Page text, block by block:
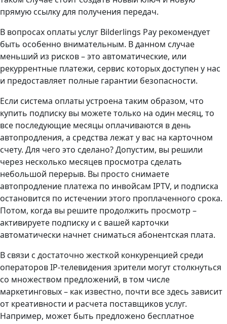
прямую ссылку для получения передач.
В вопросах оплаты услуг Bilderlings Pay рекомендует
быть особенно внимательным. В данном случае
меньший из рисков – это автоматические, или
рекуррентные платежи, сервис которых доступен у нас
и предоставляет полные гарантии безопасности.
Если система оплаты устроена таким образом, что
купить подписку вы можете только на один месяц, то
все последующие месяцы оплачиваются в день
автопродления, а средства лежат у вас на карточном
счету. Для чего это сделано? Допустим, вы решили
через несколько месяцев просмотра сделать
небольшой перерыв. Вы просто снимаете
автопродление платежа по инвойсам IPTV, и подписка
остановится по истечении этого проплаченного срока.
Потом, когда вы решите продолжить просмотр –
активируете подписку и с вашей карточки
автоматически начнет сниматься абонентская плата.
В связи с достаточно жесткой конкуренцией среди
операторов IP-телевидения зрители могут столкнуться
со множеством предложений, в том числе
маркетинговых – как известно, почти все здесь зависит
от креативности и расчета поставщиков услуг.
Например, может быть предложено бесплатное